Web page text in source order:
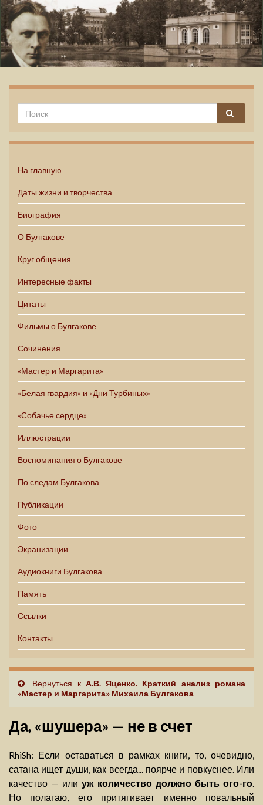
На главную
Даты жизни и творчества
Биография
О Булгакове
Круг общения
Интересные факты
Цитаты
Фильмы о Булгакове
Сочинения
«Мастер и Маргарита»
«Белая гвардия» и «Дни Турбиных»
«Собачье сердце»
Иллюстрации
Воспоминания о Булгакове
По следам Булгакова
Публикации
Фото
Экранизации
Аудиокниги Булгакова
Память
Ссылки
Контакты
Вернуться к А.В. Яценко. Краткий анализ романа
«Мастер и Маргарита» Михаила Булгакова
Да, «шушера» — не в счет
RhiSh: Если оставаться в рамках книги, то, очевидно,
сатана ищет души, как всегда... поярче и повкуснее. Или
качество — илиуж количество должно быть ого-го.
Но полагаю, его притягивает именно повальный